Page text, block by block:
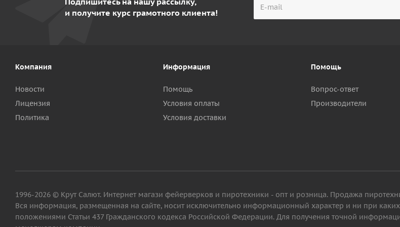
и получите курс грамотного клиента!
Компания
Новости
Лицензия
Политика
Информация
Помощь
Условия оплаты
Условия доставки
Помощь
Вопрос-ответ
Производители
1996-2026 © Крут Салют. Интернет магази фейерверков и пиротехники - опт и розница. Продажа
Вся информация, размещенная на сайте, носит исключительно информационный характер и ни при
положениями Статьи 437 Гражданского кодекса Российской Федерации. Для получения точной